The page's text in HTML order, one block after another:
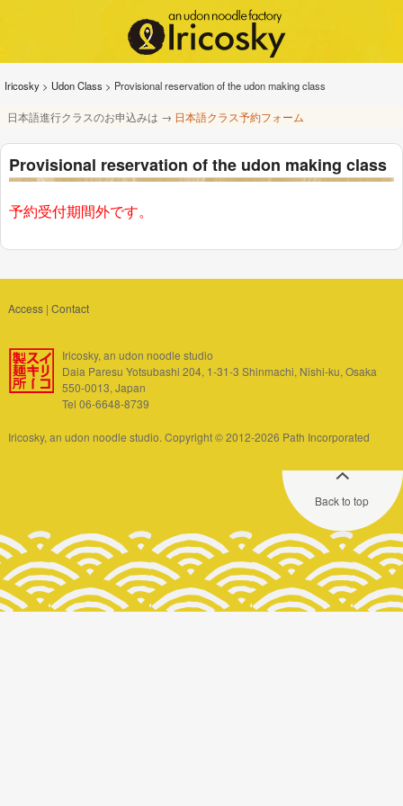
Iricosky > Udon Class > Provisional reservation of the udon making class
日本語進行クラスのお申込みは → 日本語クラス予約フォーム
Provisional reservation of the udon making class
予約受付期間外です。
Access| Contact
Iricosky, an udon noodle studio
Daia Paresu Yotsubashi 204, 1-31-3 Shinmachi, Nishi-ku, Osaka
550-0013, Japan
Tel 06-6648-8739
Iricosky, an udon noodle studio. Copyright © 2012-2026 Path Incorporated
Back to top